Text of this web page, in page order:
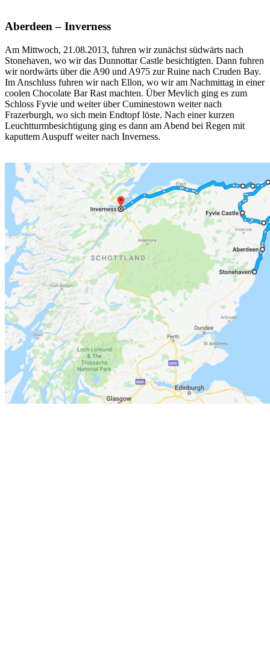
Aberdeen – Inverness
Am Mittwoch, 21.08.2013, fuhren wir zunächst südwärts nach
Stonehaven, wo wir das Dunnottar Castle besichtigten. Dann fuhren
wir nordwärts über die A90 und A975 zur Ruine nach Cruden Bay.
Im Anschluss fuhren wir nach Ellon, wo wir am Nachmittag in einer
coolen Chocolate Bar Rast machten. Über Mevlich ging es zum
Schloss Fyvie und weiter über Cuminestown weiter nach
Frazerburgh, wo sich mein Endtopf löste. Nach einer kurzen
Leuchtturmbesichtigung ging es dann am Abend bei Regen mit
kaputtem Auspuff weiter nach Inverness.